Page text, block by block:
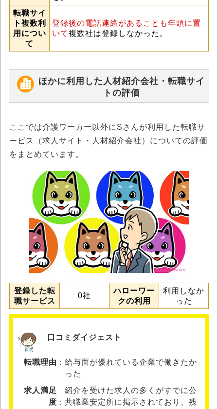
転職サイ
ト複数利
用につい
て
登録後の電話連絡があることも年頭に置
いて複数社は登録しなかった。
ほかに利用した人材紹介会社・転職サイ
トの評価
ここでは介護ワーカー以外にSさんが利用した転職サ
ービス（求人サイト・人材紹介会社）についての評価
をまとめています。
登録した転
職サービス
0社
ハローワー
クの利用
利用しなか
った
口コミダイジェスト
転職理由
給与面が優れている企業で働きたか
った
求人満足
度
紹介を受けた求人の多くがすでに公
共職業安定所に掲示されており、残